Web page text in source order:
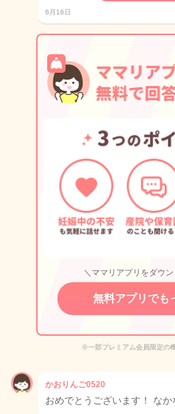
6月16日
＼ママリアプリをダウ
無料アプリでも
※一部プレミアム会員限定の
かおりんご0520
おめでとうございます！ なか